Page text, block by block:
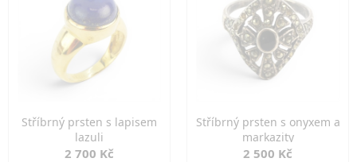
Stříbrný prsten s lapisem
lazuli
2 700 Kč
Stříbrný prsten s onyxem a
markazity
2 500 Kč